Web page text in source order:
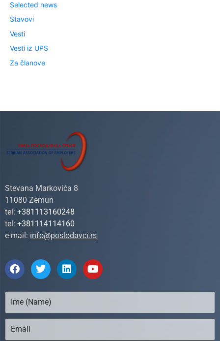
Selected news
Stavovi
Vesti
Vesti iz UPS
Za članove
Stevana Markovića 8
11080 Zemun
tel: +381113160248
tel: +381114114160
e-mail: info@poslodavci.rs